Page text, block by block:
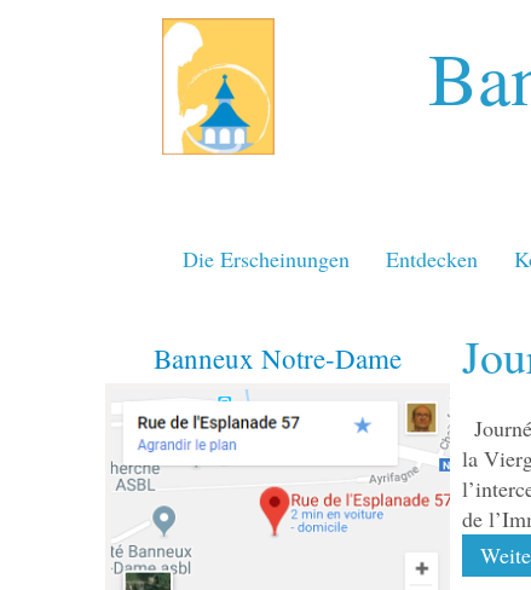
Die Erscheinungen Entdecken
Banneux Notre-Dame
la
de